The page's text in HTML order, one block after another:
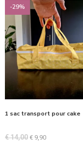
-29%
1 sac transport pour cake
€14,00 € 9,90